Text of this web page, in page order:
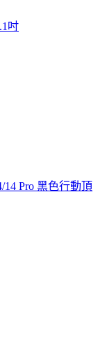
吋
14 Pro 黑色行動頂